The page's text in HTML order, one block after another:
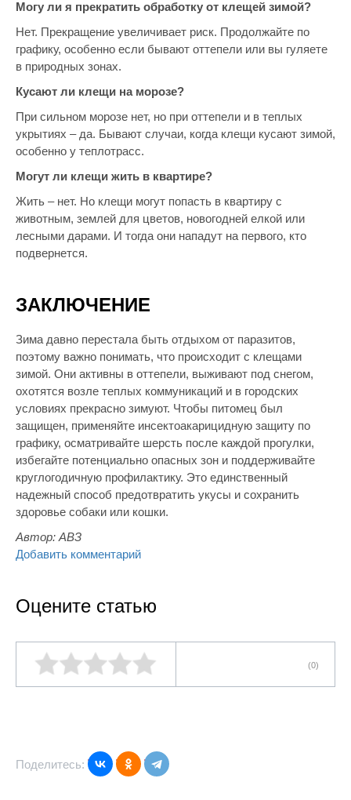
Могу ли я прекратить обработку от клещей зимой?
Нет. Прекращение увеличивает риск. Продолжайте по
графику, особенно если бывают оттепели или вы гуляете
в природных зонах.
Кусают ли клещи на морозе?
При сильном морозе нет, но при оттепели и в теплых
укрытиях – да. Бывают случаи, когда клещи кусают зимой,
особенно у теплотрасс.
Могут ли клещи жить в квартире?
Жить – нет. Но клещи могут попасть в квартиру с
животным, землей для цветов, новогодней елкой или
лесными дарами. И тогда они нападут на первого, кто
подвернется.
ЗАКЛЮЧЕНИЕ
Зима давно перестала быть отдыхом от паразитов,
поэтому важно понимать, что происходит с клещами
зимой. Они активны в оттепели, выживают под снегом,
охотятся возле теплых коммуникаций и в городских
условиях прекрасно зимуют. Чтобы питомец был
защищен, применяйте инсектоакарицидную защиту по
графику, осматривайте шерсть после каждой прогулки,
избегайте потенциально опасных зон и поддерживайте
круглогодичную профилактику. Это единственный
надежный способ предотвратить укусы и сохранить
здоровье собаки или кошки.
Автор: АВЗ
Добавить комментарий
Оцените статью
(0)
Поделитесь: